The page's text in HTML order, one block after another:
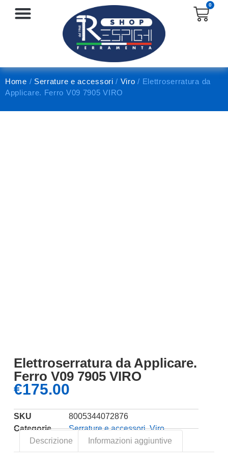
0
Home / Serrature e accessori / Viro / Elettroserratura da
Applicare. Ferro V09 7905 VIRO
Elettroserratura da Applicare.
Ferro V09 7905 VIRO
€175.00
SKU
8005344072876
Categorie
Serrature e accessori,Viro
Descrizione
Informazioni aggiuntive